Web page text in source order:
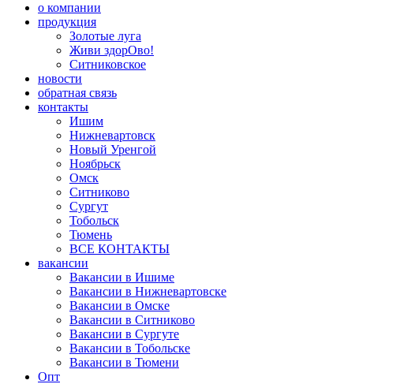
о компании
продукция
Золотые луга
Живи здорОво!
Ситниковское
новости
обратная связь
контакты
Ишим
Нижневартовск
Новый Уренгой
Ноябрьск
Омск
Ситниково
Сургут
Тобольск
Тюмень
ВСЕ КОНТАКТЫ
вакансии
Вакансии в Ишиме
Вакансии в Нижневартовске
Вакансии в Омске
Вакансии в Ситниково
Вакансии в Сургуте
Вакансии в Тобольске
Вакансии в Тюмени
Опт